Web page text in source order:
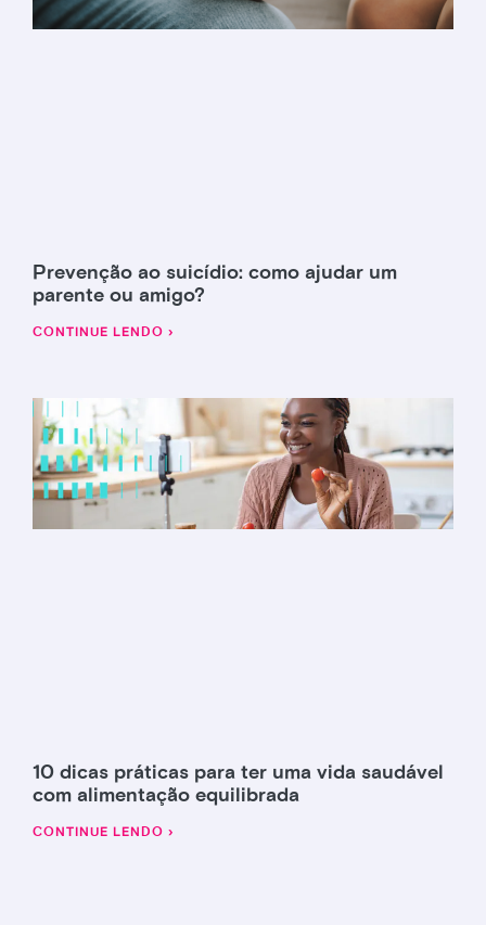
Prevenção ao suicídio: como ajudar um
parente ou amigo?
CONTINUE LENDO ›
10 dicas práticas para ter uma vida saudável
com alimentação equilibrada
CONTINUE LENDO ›